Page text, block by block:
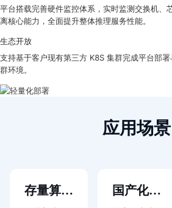
服
务
市
场
与
与
平台搭载完善硬件监控体系，实时监测交换机、
离核心能力，全面提升整体推理服务性能。
生态开放
支持基于客户现有第三方 K8S 集群完成平台部
群环境。
应用场景
存量算力
国产化全